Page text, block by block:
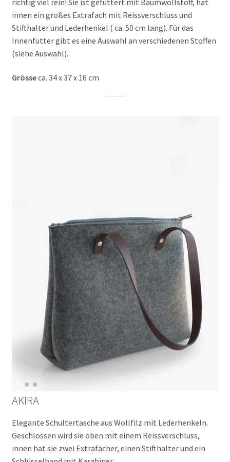
innen ein großes Extrafach mit Reissverschluss und
Stifthalter und Lederhenkel ( ca. 50 cm lang). Für das
Innenfutter gibt es eine Auswahl an verschiedenen Stoffen
(siehe Auswahl).
Grösseca. 34 x 37 x 16 cm
AKIRA
Elegante Schultertasche aus Wollfilz mit Lederhenkeln.
Geschlossen wird sie oben mit einem Reissverschluss,
innen hat sie zwei Extrafächer, einen Stifthalter und ein